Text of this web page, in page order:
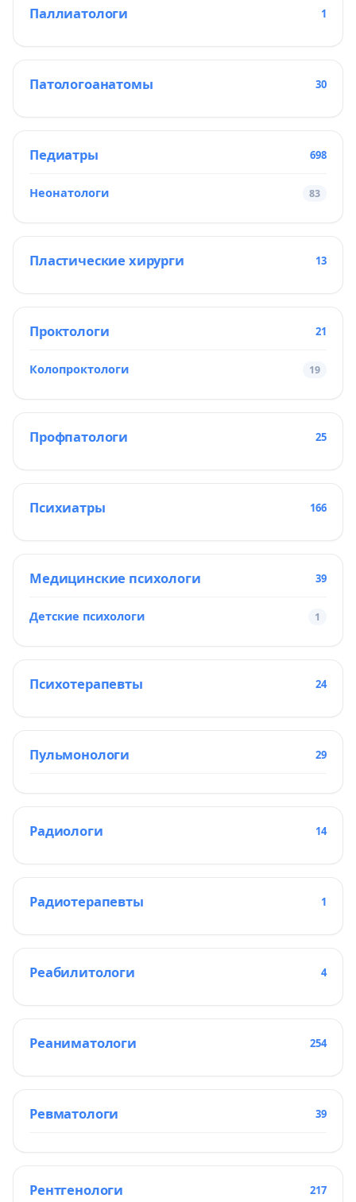
Паллиатологи 1
Патологоанатомы 30
Педиатры 698
Неонатологи 83
Пластические хирурги 13
Проктологи 21
Колопроктологи 19
Профпатологи 25
Психиатры 166
Медицинские психологи 39
Детские психологи 1
Психотерапевты 24
Пульмонологи 29
Радиологи 14
Радиотерапевты 1
Реабилитологи 4
Реаниматологи 254
Ревматологи 39
Рентгенологи 217